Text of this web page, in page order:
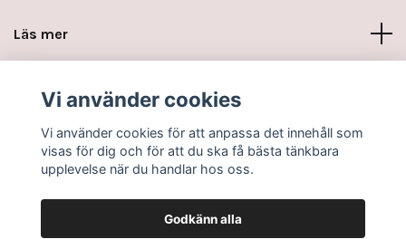
Läs mer
Vi använder cookies
Vi använder cookies för att anpassa det innehåll som
visas för dig och för att du ska få bästa tänkbara
upplevelse när du handlar hos oss.
Godkänn alla